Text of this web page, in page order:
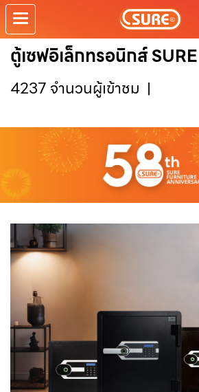
ตู้เซฟอิเล็กทรอนิกส์ SURE
4237 จำนวนผู้เข้าชม |